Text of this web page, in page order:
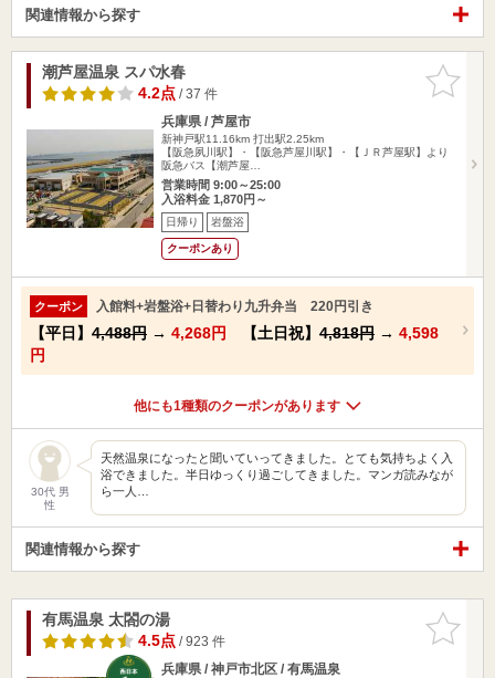
関連情報から探す
お気に入
りに追加
潮芦屋温泉 スパ水春
4.2点/ 37 件
兵庫県 / 芦屋市
新神戸駅11.16km 打出駅2.25km
【阪急夙川駅】・【阪急芦屋川駅】・【ＪＲ芦屋駅】より
阪急バス【潮芦屋…
営業時間 9:00～25:00
入浴料金 1,870円～
日帰り 岩盤浴
クーポンあり
クーポン 入館料+岩盤浴+日替わり九升弁当 220円引き
【平日】 4,488円 → 4,268円 【土日祝】 4,818円 → 4,598
円
他にも1種類のクーポンがあります
30代 男
性
天然温泉になったと聞いていってきました。とても気持ちよく入
浴できました。半日ゆっくり過ごしてきました。マンガ読みなが
ら一人…
関連情報から探す
お気に入
りに追加
有馬温泉 太閤の湯
4.5点/ 923 件
兵庫県 / 神戸市北区 / 有馬温泉